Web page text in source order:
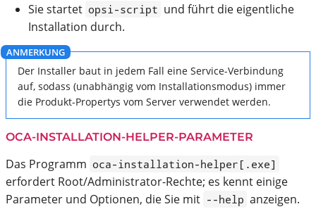
Sie startet opsi-script und führt die eigentliche
Installation durch.
Der Installer baut in jedem Fall eine Service-Verbindung
auf, sodass (unabhängig vom Installationsmodus) immer
die Produkt-Propertys vom Server verwendet werden.
OCA-INSTALLATION-HELPER-PARAMETER
Das Programm oca-installation-helper[.exe]
erfordert Root/Administrator-Rechte; es kennt einige
Parameter und Optionen, die Sie mit --help anzeigen.